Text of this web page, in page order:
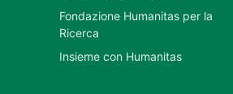
Fondazione Humanitas per la
Ricerca
Insieme con Humanitas